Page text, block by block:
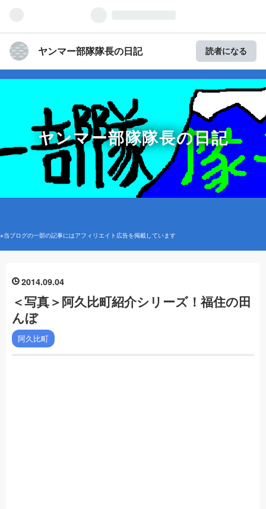
ヤンマー部隊隊長の日記 読者になる
ヤンマー部隊隊長の日記
※当ブログの一部の記事にはアフィリエイト広告を掲載しています
2014 09 04
＜写真＞阿久比町紹介シリーズ！福住の田
んぼ
阿久比町